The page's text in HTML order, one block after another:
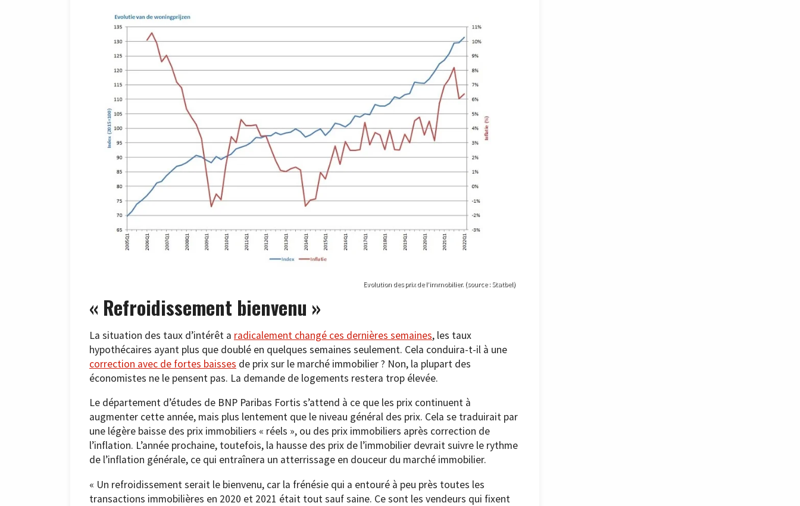
Evolution des prix de l’immobilier. (source : Statbel)
« Refroidissement bienvenu »
La situation des taux d’intérêt a radicalement changé ces dernières semaines, les taux
hypothécaires ayant plus que doublé en quelques semaines seulement. Cela conduira-t-il à une
correction avec de fortes baisses de prix sur le marché immobilier ? Non, la plupart des
économistes ne le pensent pas. La demande de logements restera trop élevée.
Le département d’études de BNP Paribas Fortis s’attend à ce que les prix continuent à
augmenter cette année, mais plus lentement que le niveau général des prix. Cela se traduirait par
une légère baisse des prix immobiliers « réels », ou des prix immobiliers après correction de
l’inflation. L’année prochaine, toutefois, la hausse des prix de l’immobilier devrait suivre le rythme
de l’inflation générale, ce qui entraînera un atterrissage en douceur du marché immobilier.
« Un refroidissement serait le bienvenu, car la frénésie qui a entouré à peu près toutes les
transactions immobilières en 2020 et 2021 était tout sauf saine. Ce sont les vendeurs qui fixent